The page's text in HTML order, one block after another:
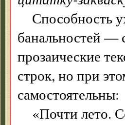
Способность
банальностей —
прозаические
строк, но при
самостоятельны:
«Почти лето.